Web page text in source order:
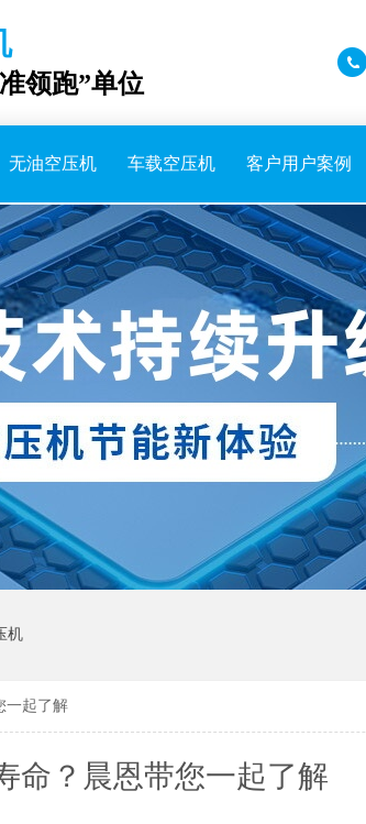
领跑”单位
无油空压机 车载空压机 客户用户案例
机
一起了解
命？晨恩带您一起了解